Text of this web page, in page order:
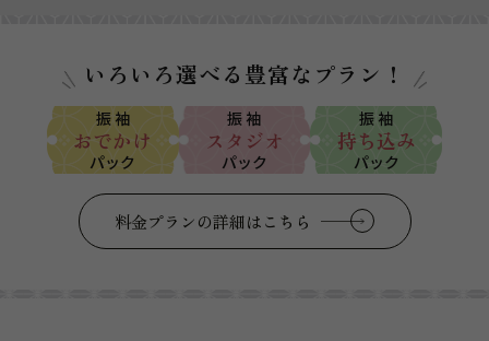
いろいろ選べる豊富なプラン！
振 袖
おでかけ
パック
振 袖
スタジオ
パック
振 袖
持ち込み
パック
料金プランの詳細はこちら